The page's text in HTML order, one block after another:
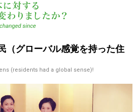
（グローバル感覚を持った住
(residents had a global sense)!